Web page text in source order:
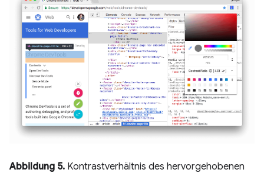
Abbildung 5. Kontrastverhältnis des hervorgehobenen